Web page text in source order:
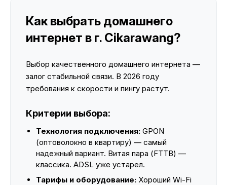
Как выбрать домашнего
интернет в г. Cikarawang?
Выбор качественного домашнего интернета —
залог стабильной связи. В 2026 году
требования к скорости и пингу растут.
Критерии выбора:
Технология подключения: GPON
(оптоволокно в квартиру) — самый
надежный вариант. Витая пара (FTTB) —
классика. ADSL уже устарел.
Тарифы и оборудование: Хороший Wi-Fi